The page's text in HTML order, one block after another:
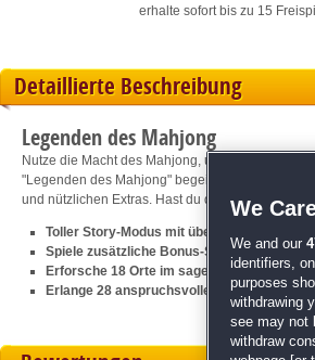
erhalte sofort bis zu 15
Detaillierte Beschreibung
Legenden des Mahjong
Nutze die Macht des Mahjong, um eine Stadt zu
"Legenden des Mahjong" begeistert große und
und nützlichen Extras. Hast du das Zeug zur
Toller Story-Modus mit über 50 Mahjong-
Spiele zusätzliche Bonus-Spiele frei
Erforsche 18 Orte im sagenumwobenen
Erlange 28 anspruchsvolle
We
We and our
identifiers,
purposes
withdrawing
see may not
withdraw